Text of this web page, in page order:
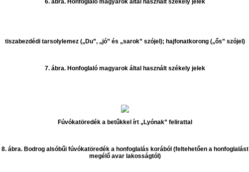
6. ábra. Honfoglaló magyarok által használt székely jelek
tiszabezdédi tarsolylemez („Du”, „jó” és „sarok” szójel); hajfonatkorong („ős” szójel)
7. ábra. Honfoglaló magyarok által használt székely jelek
Fúvókatöredék a betűkkel írt „Lyónak” felirattal
8. ábra. Bodrog alsóbűi fúvókatöredék a honfoglalás korából (feltehetően a honfoglalást
megélő avar lakosságtól)